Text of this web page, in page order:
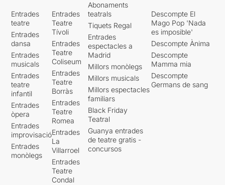
Entrades
teatre
Entrades
dansa
Entrades
musicals
Entrades
teatre
infantil
Entrades
òpera
Entrades
improvisació
Entrades
monòlegs
Entrades
Teatre
Tívoli
Entrades
Teatre
Coliseum
Entrades
Teatre
Borràs
Entrades
Teatre
Romea
Entrades
La
Villarroel
Entrades
Teatre
Condal
Abonaments
teatrals
Tiquets Regal
Entrades
espectacles a
Madrid
Millors monòlegs
Millors musicals
Millors espectacles
familiars
Black Friday
Teatral
Guanya entrades
de teatre gratis -
concursos
Descompte El
Mago Pop 'Nada
es imposible'
Descompte Ànima
Descompte
Mamma mia
Descompte
Germans de sang